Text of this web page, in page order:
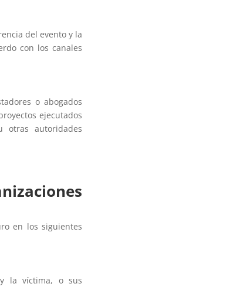
del evento y la
con los canales
o abogados
ejecutados
otras autoridades
en los siguientes
la víctima, o sus